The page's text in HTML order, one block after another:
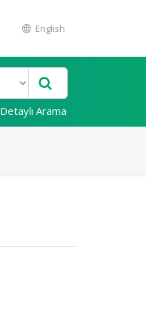
English
Detaylı Arama